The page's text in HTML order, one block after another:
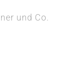
und Co.